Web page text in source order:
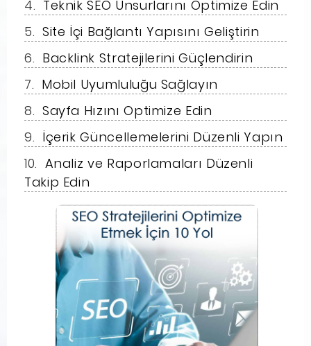
Teknik SEO Unsurlarını Optimize Edin
Site İçi Bağlantı Yapısını Geliştirin
Backlink Stratejilerini Güçlendirin
Mobil Uyumluluğu Sağlayın
Sayfa Hızını Optimize Edin
İçerik Güncellemelerini Düzenli Yapın
Analiz ve Raporlamaları Düzenli
Takip Edin